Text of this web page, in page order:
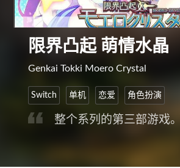
限界凸起 萌情水晶
Genkai Tokki Moero Crystal
Switch 单机 恋爱 角色扮演
整个系列的第三部游戏。